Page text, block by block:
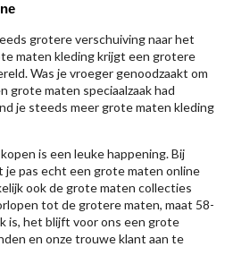
grotere verschuiving naar het
maten kleding krijgt een grotere
Was je vroeger genoodzaakt om
grote maten speciaalzaak had
je steeds meer grote maten kleding
is een leuke happening. Bij
je pas echt een grote maten online
ook de grote maten collecties
tot de grotere maten, maat 58-
is, het blijft voor ons een grote
en onze trouwe klant aan te